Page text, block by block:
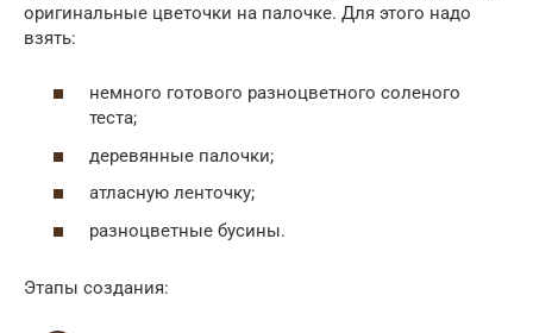
оригинальные цветочки на палочке. Для этого надо
взять:
немного готового разноцветного соленого
теста;
деревянные палочки;
атласную ленточку;
разноцветные бусины.
Этапы создания: